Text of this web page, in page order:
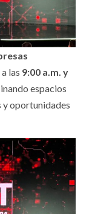
las 9:00 a.m. y
espacios
oportunidades